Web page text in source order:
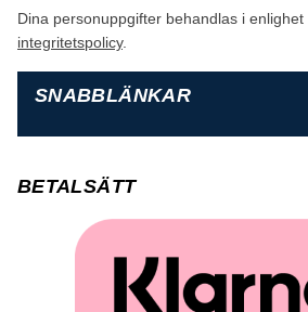
Dina personuppgifter behandlas i
integritetspolicy.
SNABBLÄNKAR
BETALSÄTT